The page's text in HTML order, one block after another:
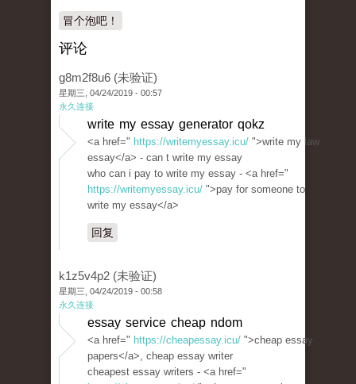
冒个泡吧！
评论
g8m2f8u6 (未验证)
星期三, 04/24/2019 - 00:57
永久连接
write my essay generator qokz
<a href=" https://writemyessay.icu/ ">write my law
essay</a> - can t write my essay
who can i pay to write my essay - <a href="
https://writemyessay.icu/ ">pay for someone to
write my essay</a>
回复
k1z5v4p2 (未验证)
星期三, 04/24/2019 - 00:58
永久连接
essay service cheap ndom
<a href=" https://cheapessay.icu/ ">cheap essay
papers</a>, cheap essay writer
cheapest essay writers - <a href="